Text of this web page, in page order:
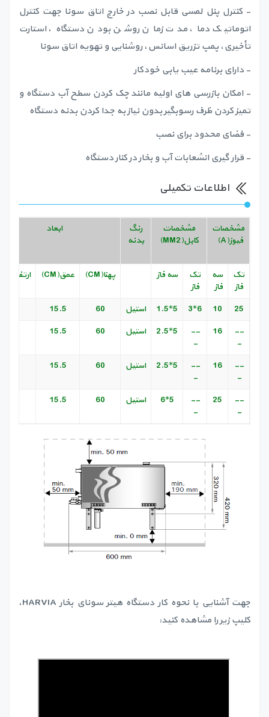
- کنترل پنل لمسی قابل نصب در خارج اتاق سونا جهت کنترل
اتوماتیک دما، مدت زمان روشن بودن دستگاه، استارت
تأخیری، پمپ تزریق اسانس، روشنایی و تهویه اتاق سونا
- دارای برنامه عیب یابی خودکار
- امکان بازرسی های اولیه مانند چک کردن سطح آب دستگاه و
تمیز کردن ظرف رسوبگیر بدون نیاز به جدا کردن بدنه دستگاه
- فضای محدود برای نصب
- قرار گیری انشعابات آب و بخار در کنار دستگاه
اطلاعات تکمیلی
مشخصات
فیوز(A)
مشخصات
کابل(MM2)
رنگ
بدنه
ابعاد
تک
فاز
سه
فاز
تک
فاز
سه فاز پهنا(CM) عمق(CM) ارتفاع(CM)
25
10
6*3
5*1.5 استیل 60
15.5
--
-
16
--
-
5*2.5 استیل 60
15.5
--
-
16
--
-
5*2.5 استیل 60
15.5
--
-
25
--
-
5*6 استیل 60
15.5
جهت آشنایی با نحوه کار دستگاه هیتر سونای بخار HARVIA،
کلیپ زیر را مشاهده کنید: